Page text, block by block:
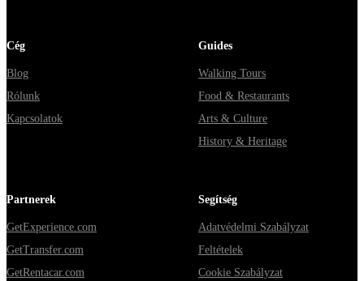
Cég
Blog
Rólunk
Kapcsolatok
Guides
Walking Tours
Food & Restaurants
Arts & Culture
History & Heritage
Partnerek
GetExperience.com
GetTransfer.com
GetRentacar.com
Segítség
Adatvédelmi Szabályzat
Feltételek
Cookie Szabályzat